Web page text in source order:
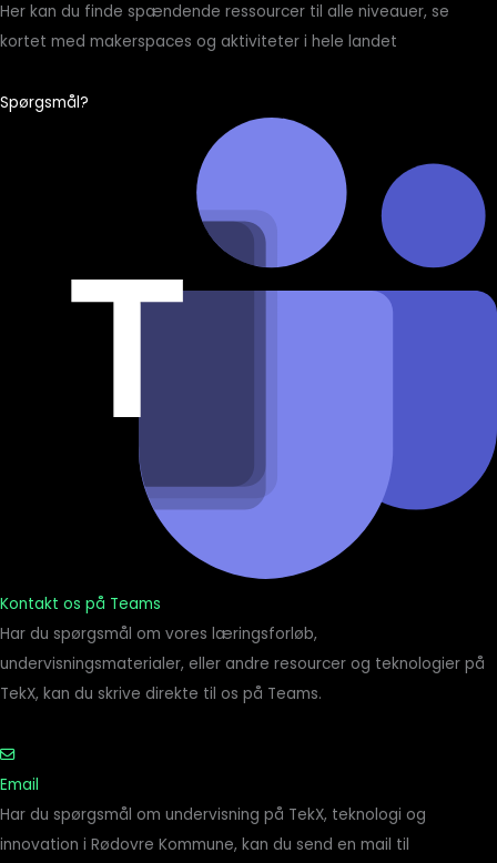
Her kan du finde spændende ressourcer til alle niveauer, se
kortet med makerspaces og aktiviteter i hele landet
Spørgsmål?
Kontakt os på Teams
Har du spørgsmål om vores læringsforløb,
undervisningsmaterialer, eller andre resourcer og teknologier på
TekX, kan du skrive direkte til os på Teams.
Email
Har du spørgsmål om undervisning på TekX, teknologi og
innovation i Rødovre Kommune, kan du send en mail til